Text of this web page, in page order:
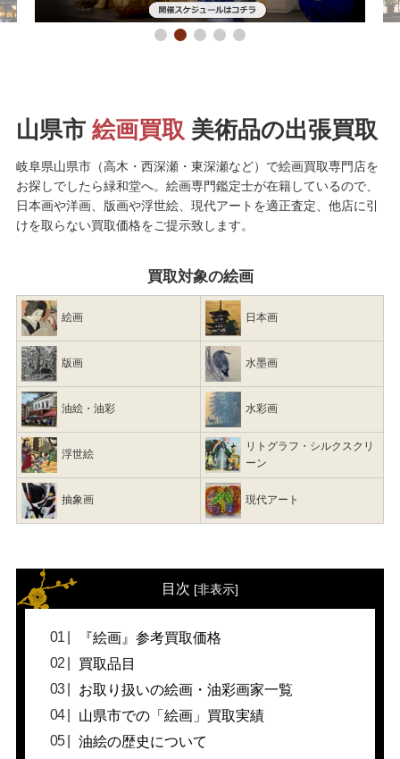
山県市 絵画買取 美術品の出張買取
岐阜県山県市（高木・西深瀬・東深瀬など）で絵画買取専門店を
お探しでしたら緑和堂へ。絵画専門鑑定士が在籍しているので、
日本画や洋画、版画や浮世絵、現代アートを適正査定、他店に引
けを取らない買取価格をご提示致します。
買取対象の絵画
絵画 日本画
版画 水墨画
油絵・油彩 水彩画
浮世絵
リトグラフ・シルクスクリ
ーン
抽象画 現代アート
目次 [非表示]
『絵画』参考買取価格
買取品目
お取り扱いの絵画・油彩画家一覧
山県市での「絵画」買取実績
油絵の歴史について